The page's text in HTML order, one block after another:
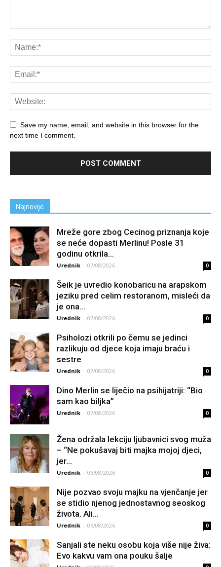
Save my name, email, and website in this browser for the
next time I comment.
Najnovije
Mreže gore zbog Cecinog priznanja koje
se neće dopasti Merlinu! Posle 31
godinu otkrila...
Urednik - 07/08/2026 0
Šeik je uvredio konobaricu na arapskom
jeziku pred celim restoranom, misleći da
je ona...
Urednik - 07/08/2026 0
Psiholozi otkrili po čemu se jedinci
razlikuju od djece koja imaju braću i
sestre
Urednik - 07/08/2026 0
Dino Merlin se liječio na psihijatriji: “Bio
sam kao biljka”
Urednik - 07/08/2026 0
Žena održala lekciju ljubavnici svog muža
– “Ne pokušavaj biti majka mojoj djeci,
jer...
Urednik - 06/08/2026 0
Nije pozvao svoju majku na vjenčanje jer
se stidio njenog jednostavnog seoskog
života. Ali...
Urednik - 06/08/2026 0
Sanjali ste neku osobu koja više nije živa:
Evo kakvu vam ona pouku šalje